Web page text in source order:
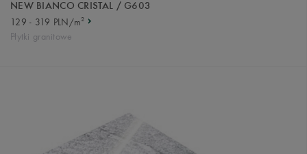
NEW BIANCO CRISTAL / G603
129 - 319 PLN/m2
Płytki granitowe